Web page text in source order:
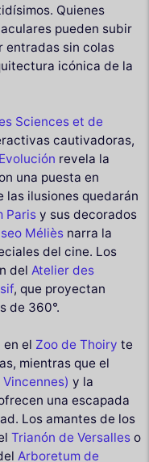
Quienes
pueden subir
entradas sin colas
icónica de la
Sciences et de
cautivadoras,
revela la
una puesta en
las ilusiones quedarán
Paris y sus decorados
Méliès narra la
del cine. Los
del Atelier des
, que proyectan
de 360°.
el Zoo de Thoiry te
mientras que el
y la
una escapada
Los amantes de los
Trianón de Versalles o
Arboretum de